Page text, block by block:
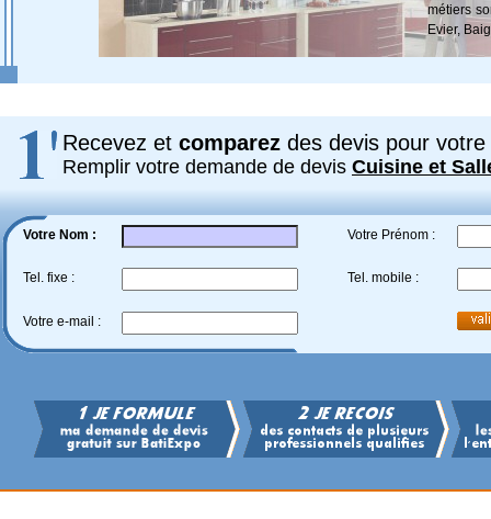
métiers
Evier,
Recevez et comparez des devis pour votre
Remplir votre demande de devis Cuisine et
Votre Nom : Votre Prénom :
Tel. fixe : Tel. mobile :
Votre e-mail :